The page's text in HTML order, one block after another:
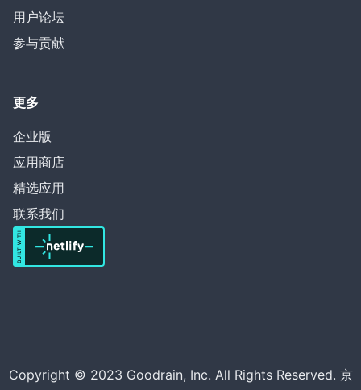
用户论坛
参与贡献
更多
企业版
应用商店
精选应用
联系我们
Copyright © 2023 Goodrain, Inc. All Rights Reserved. 京